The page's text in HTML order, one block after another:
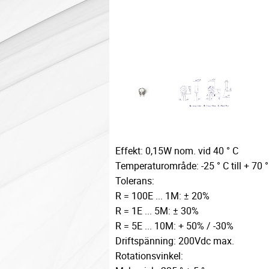
Effekt: 0,15W nom. vid 40 ° C
Temperaturområde: -25 ° C till + 70
Tolerans:
R = 100E ... 1M: ± 20%
R = 1E ... 5M: ± 30%
R = 5E ... 10M: + 50% / -30%
Driftspänning: 200Vdc max.
Rotationsvinkel: